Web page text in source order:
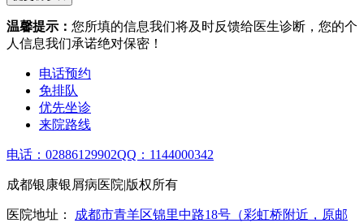
温馨提示： 您所填的信息我们将及时反馈给医生诊断，您的个
人信息我们承诺绝对保密！
电话预约
免排队
优先坐诊
来院路线
电话：02886129902QQ：1144000342
成都银康银屑病医院|版权所有
医院地址： 成都市青羊区锦里中路18号（彩虹桥附近，原邮